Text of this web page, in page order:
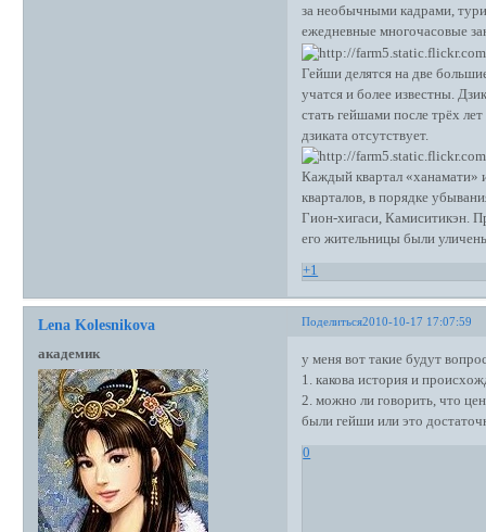
за необычными кадрами,
ежедневные многочасовые
Гейши делятся на две
учатся и более известны.
стать гейшами после трёх
дзиката отсутствует.
Каждый квартал «ханамати»
кварталов, в порядке
Гион-хигаси, Камиситикэн.
его жительницы были
+1
Поделиться2010-10-17 17:07:59
Lena Kolesnikova
академик
у меня вот такие будут
1. какова история и
2. можно ли говорить, что
были гейши или это
0